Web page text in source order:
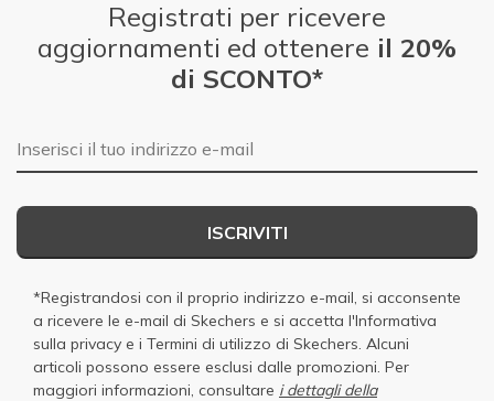
Registrati per ricevere
aggiornamenti ed ottenere il 20%
di SCONTO*
E-mail
ISCRIVITI
*Registrandosi con il proprio indirizzo e-mail, si acconsente
a ricevere le e-mail di Skechers e si accetta l'Informativa
sulla privacy e i Termini di utilizzo di Skechers. Alcuni
articoli possono essere esclusi dalle promozioni. Per
maggiori informazioni, consultare i dettagli della